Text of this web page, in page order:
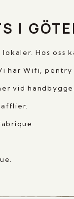
I
Hos oss
har Wifi,
vid